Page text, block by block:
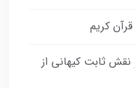
کریم
نقش ثابت کیهانی از